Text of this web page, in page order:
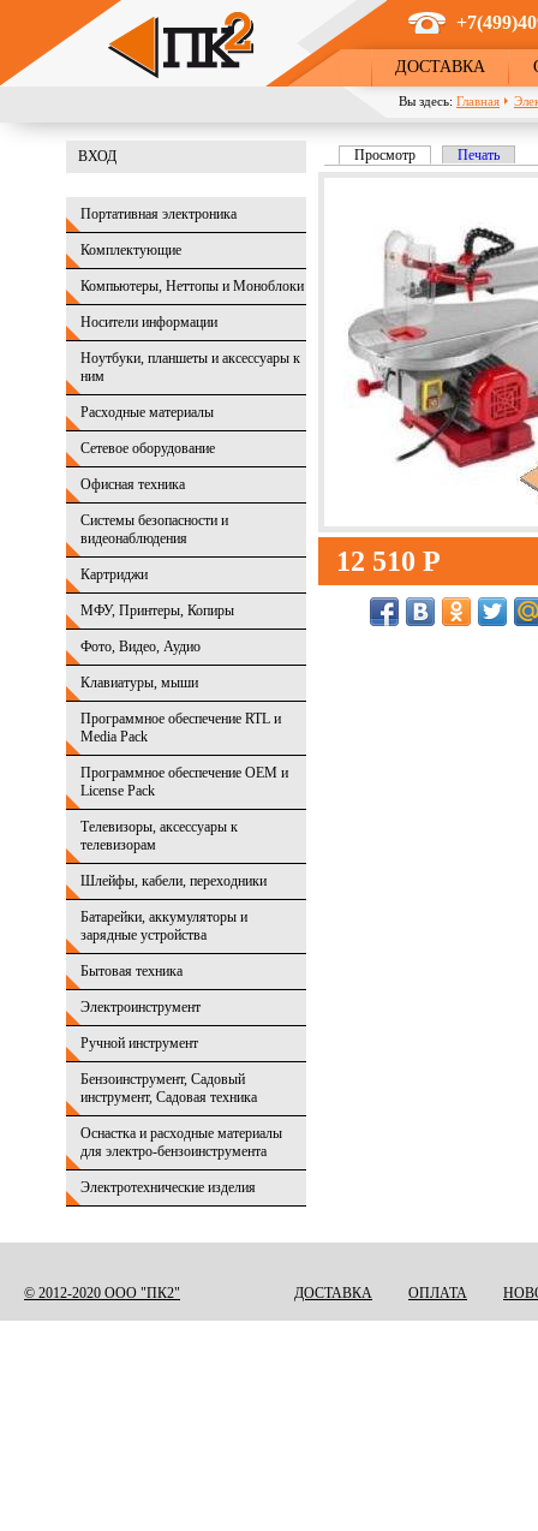
Перейти к основному содержанию
ДОСТАВКА
Вы здесь: Главная
ВХОД
Портативная электроника
Комплектующие
Компьютеры, Неттопы и Моноблоки
Носители информации
Ноутбуки, планшеты и аксессуары к
ним
Расходные материалы
Сетевое оборудование
Офисная техника
Системы безопасности и
видеонаблюдения
Картриджи
МФУ, Принтеры, Копиры
Фото, Видео, Аудио
Клавиатуры, мыши
Программное обеспечение RTL и
Media Pack
Программное обеспечение OEM и
License Pack
Телевизоры, аксессуары к
телевизорам
Шлейфы, кабели, переходники
Батарейки, аккумуляторы и
зарядные устройства
Бытовая техника
Электроинструмент
Ручной инструмент
Бензоинструмент, Садовый
инструмент, Садовая техника
Оснастка и расходные материалы
для электро-бензоинструмента
Электротехнические изделия
Главные вкладки
Просмотр (активная вкладка)
Печать
12 510 Р
© 2012-2020 ООО "ПК2" ДОСТАВКА ОПЛАТА